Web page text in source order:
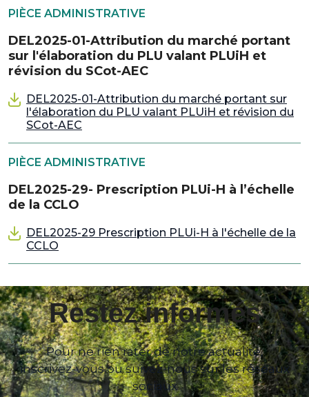
PIÈCE ADMINISTRATIVE
DEL2025-01-Attribution du marché portant
sur l'élaboration du PLU valant PLUiH et
révision du SCot-AEC
DEL2025-01-Attribution du marché portant sur
l'élaboration du PLU valant PLUiH et révision du
SCot-AEC
PIÈCE ADMINISTRATIVE
DEL2025-29- Prescription PLUi-H à l’échelle
de la CCLO
DEL2025-29 Prescription PLUi-H à l'échelle de la
CCLO
Restez informés
Pour ne rien rater de notre actualité,
inscrivez-vous ou suivez-nous sur les réseaux
sociaux